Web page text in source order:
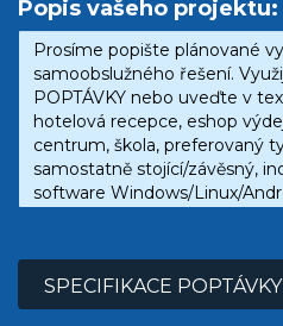
Popis vašeho projektu:
SPECIFIKACE POPTÁVKY